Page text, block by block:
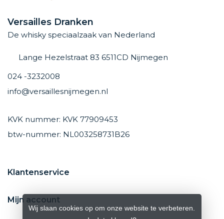
Versailles Dranken
De whisky speciaalzaak van Nederland
Lange Hezelstraat 83 6511CD Nijmegen
024 -3232008
info@versaillesnijmegen.nl
KVK nummer: KVK 77909453
btw-nummer: NL003258731B26
Klantenservice
Mijn account
Wij slaan cookies op om onze website te verbeteren.